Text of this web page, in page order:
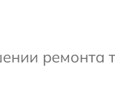
ремонта